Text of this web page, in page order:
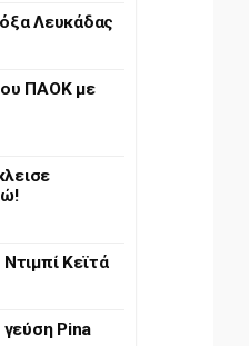
Λευκάδας
ΠΑΟΚ με
Κεϊτά
γεύση Pina